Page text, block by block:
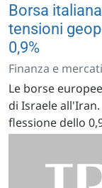
Borsa
tensioni
0,9%
Finanza e
Le borse
di Israele
flessione dello